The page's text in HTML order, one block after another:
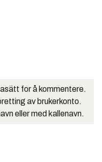
for å kommentere.
av brukerkonto.
eller med kallenavn.